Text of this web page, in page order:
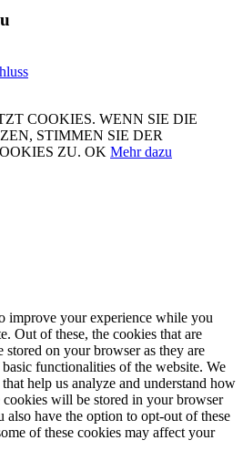
COOKIES. WENN SIE DIE
STIMMEN SIE DER
ZU. OK Mehr dazu
improve your experience while you
Out of these, the cookies that are
stored on your browser as they are
functionalities of the website. We
help us analyze and understand how
cookies will be stored in your browser
have the option to opt-out of these
of these cookies may affect your